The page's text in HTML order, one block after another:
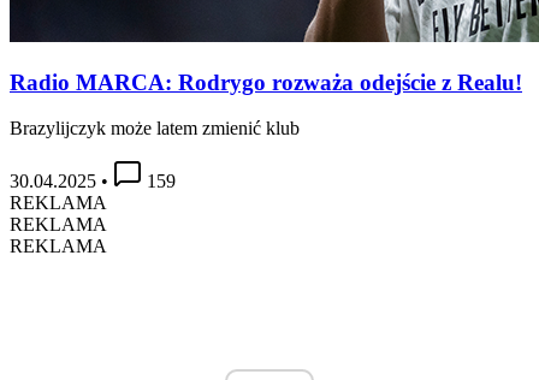
Radio MARCA: Rodrygo rozważa odejście z Realu!
Brazylijczyk może latem zmienić klub
30.04.2025 •
159
REKLAMA
REKLAMA
REKLAMA